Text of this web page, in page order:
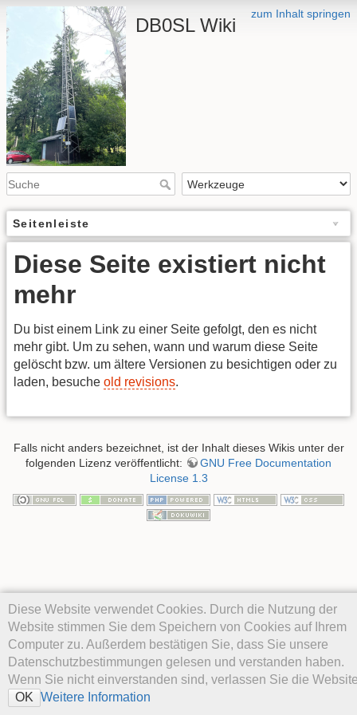
zum Inhalt springen
DB0SL Wiki
Seitenleiste
Diese Seite existiert nicht
mehr
Du bist einem Link zu einer Seite gefolgt, den es nicht
mehr gibt. Um zu sehen, wann und warum diese Seite
gelöscht bzw. um ältere Versionen zu besichtigen oder zu
laden, besuche old revisions.
Diese Website verwendet Cookies. Durch die Nutzung der
Website stimmen Sie dem Speichern von Cookies auf Ihrem
Computer zu. Außerdem bestätigen Sie, dass Sie unsere
Datenschutzbestimmungen gelesen und verstanden haben.
Wenn Sie nicht einverstanden sind, verlassen Sie die
OK Weitere Information
Falls nicht anders bezeichnet, ist der Inhalt dieses Wikis unter der
folgenden Lizenz veröffentlicht:
GNU Free Documentation
License 1.3